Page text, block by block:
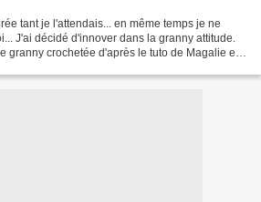
tant je l'attendais... en même temps je ne
J'ai décidé d'innover dans la granny attitude.
granny crochetée d'après le tuto de Magalie en